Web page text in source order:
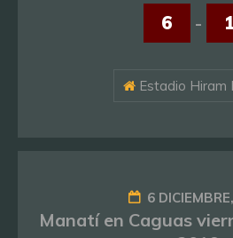
6 -
Estadio Hiram
6
Manatí en Caguas